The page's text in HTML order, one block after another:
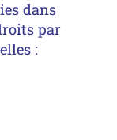
dans
par
: